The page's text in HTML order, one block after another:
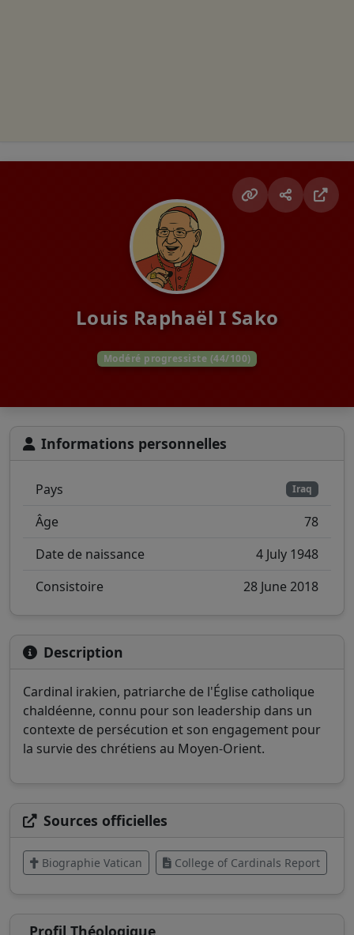
Louis Raphaël I Sako
Modéré progressiste (44/100)
Informations personnelles
Pays Iraq
Âge
78
Date de naissance
4 July 1948
Consistoire
28 June 2018
Description
Cardinal irakien, patriarche de l'Église catholique
chaldéenne, connu pour son leadership dans un
contexte de persécution et son engagement pour
la survie des chrétiens au Moyen-Orient.
Sources officielles
Biographie Vatican College of Cardinals Report
Profil Théologique